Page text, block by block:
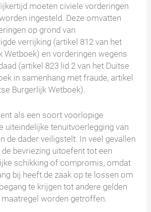
moeten civiele vorderingen
ingesteld. Deze omvatten
op grond van
verrijking (artikel 812 van het
Wetboek) en vorderingen wegens
(artikel 823 lid 2 van het Duitse
in samenhang met fraude, artikel
Burgerlijk Wetboek).
als een soort voorlopige
uiteindelijke tenuitvoerlegging van
de dader veiligstelt. In veel gevallen
de bevriezing uitoefent tot een
schikking of compromis, omdat
bij heeft de zaak op te lossen om
te krijgen tot andere gelden
worden getroffen.